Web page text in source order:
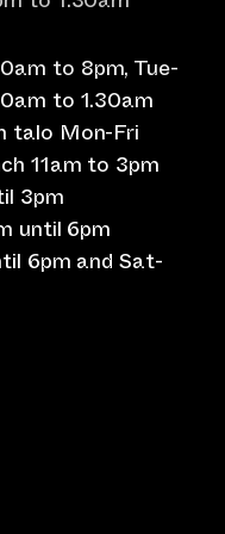
to 8pm, Tue-
to 1.30am
talo Mon-Fri
11am to 3pm
3pm
until 6pm
6pm and Sat-